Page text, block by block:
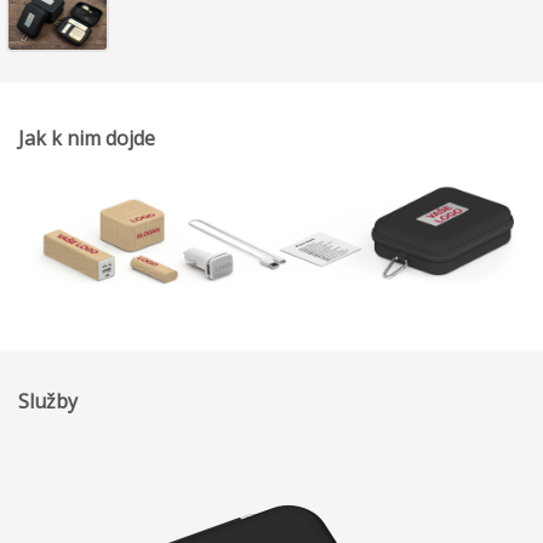
Jak k nim dojde
Služby